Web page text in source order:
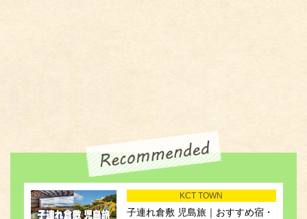
KCT TOWN
子連れ倉敷 児島旅｜おすすめ宿・